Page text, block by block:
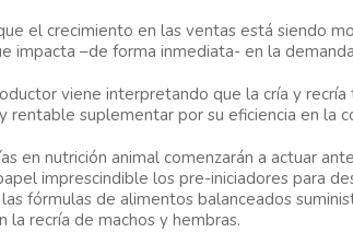
el crecimiento en las ventas está siendo
impacta –de forma inmediata- en la
viene interpretando que la cría y
rentable suplementar por su eficiencia en la
en nutrición animal comenzarán a actuar
imprescindible los pre-iniciadores para
fórmulas de alimentos balanceados
la recría de machos y hembras.